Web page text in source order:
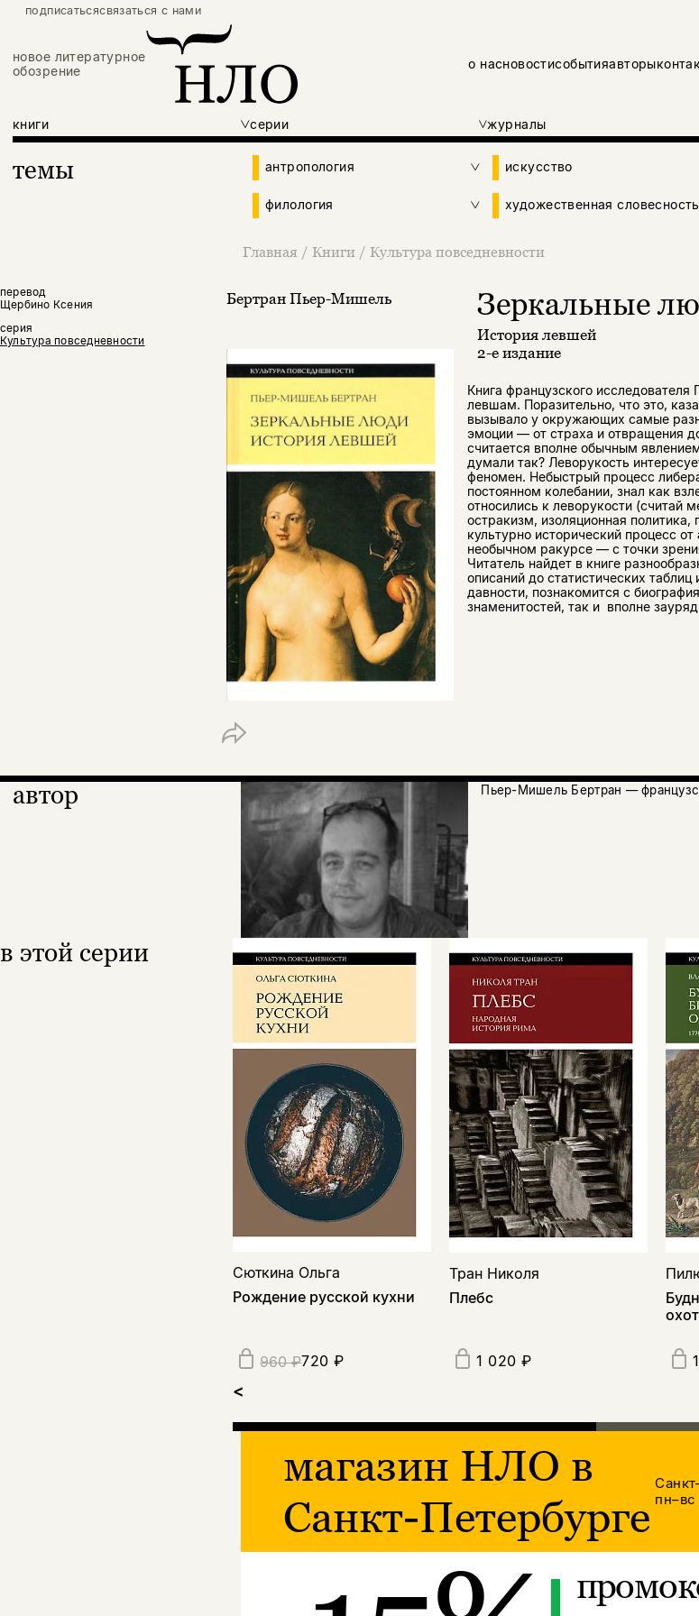
подписатьсясвязаться с нами
новое литературное
обозрение
о насновостисобытияавторы
книги серии журналы
темы антропология искусство
филология художественная словесность
Главная / Книги / Культура повседневности
перевод
Щербино Ксения
серия
Культура повседневности
Бертран Пьер-Мишель Зеркальные
История левшей
2-е издание
Книга французского
левшам. Поразительно, что это,
вызывало у окружающих самые
эмоции — от страха и отвращения
считается вполне обычным
думали так? Леворукость
феномен. Небыстрый процесс
постоянном колебании, знал как
относились к леворукости (считай
остракизм, изоляционная
культурно исторический процесс
необычном ракурсе — с точки
Читатель найдет в книге
описаний до статистических
давности, познакомится с
знаменитостей, так и вполне
автор Пьер-Мишель Бертран —
в этой серии
Сюткина Ольга
Рождение русской кухни
960 ₽720 ₽
Тран Николя
Плебс
1 020 ₽
<
магазин НЛО в
Санкт-Петербурге